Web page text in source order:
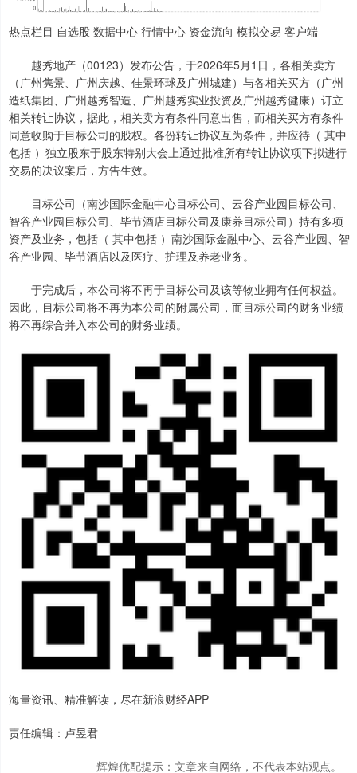
热点栏目 自选股 数据中心 行情中心 资金流向 模拟交易 客户端
越秀地产（00123）发布公告，于2026年5月1日，各相关卖方
（广州隽景、广州庆越、佳景环球及广州城建）与各相关买方（广州
造纸集团、广州越秀智造、广州越秀实业投资及广州越秀健康）订立
相关转让协议，据此，相关卖方有条件同意出售，而相关买方有条件
同意收购于目标公司的股权。各份转让协议互为条件，并应待（ 其中
包括 ）独立股东于股东特别大会上通过批准所有转让协议项下拟进行
交易的决议案后，方告生效。
目标公司（南沙国际金融中心目标公司、云谷产业园目标公司、
智谷产业园目标公司、毕节酒店目标公司及康养目标公司）持有多项
资产及业务，包括（ 其中包括 ）南沙国际金融中心、云谷产业园、智
谷产业园、毕节酒店以及医疗、护理及养老业务。
于完成后，本公司将不再于目标公司及该等物业拥有任何权益。
因此，目标公司将不再为本公司的附属公司，而目标公司的财务业绩
将不再综合并入本公司的财务业绩。
海量资讯、精准解读，尽在新浪财经APP
责任编辑：卢昱君
辉煌优配提示：文章来自网络，不代表本站观点。